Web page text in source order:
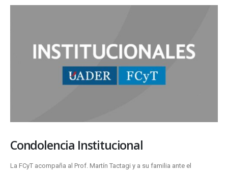
Condolencia Institucional
La FCyT acompaña al Prof. Martín Tactagi y a su familia ante el